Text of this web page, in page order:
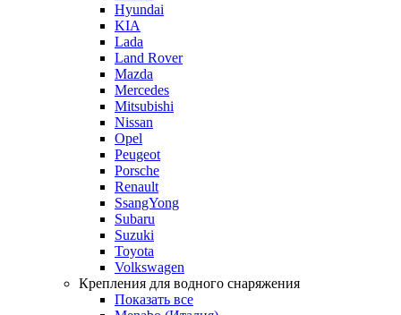
Hyundai
KIA
Lada
Land Rover
Mazda
Mercedes
Mitsubishi
Nissan
Opel
Peugeot
Porsche
Renault
SsangYong
Subaru
Suzuki
Toyota
Volkswagen
Крепления для водного снаряжения
Показать все